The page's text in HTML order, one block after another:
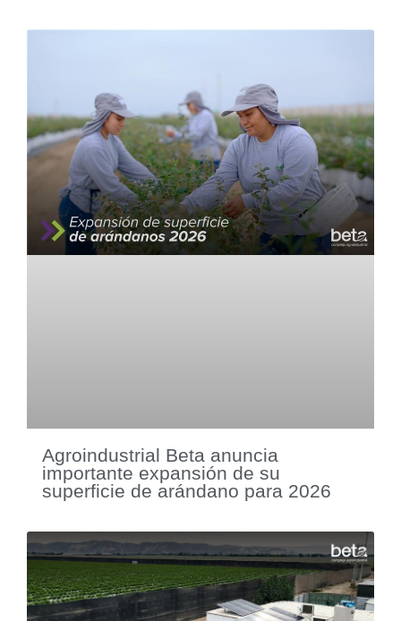
Agroindustrial Beta anuncia
importante expansión de su
superficie de arándano para 2026